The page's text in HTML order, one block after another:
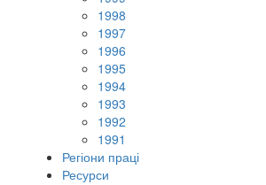
1998
1997
1996
1995
1994
1993
1992
1991
Регіони праці
Ресурси